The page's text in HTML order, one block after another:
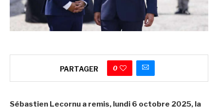
PARTAGER 0
Sébastien Lecornu a remis, lundi 6 octobre 2025, la